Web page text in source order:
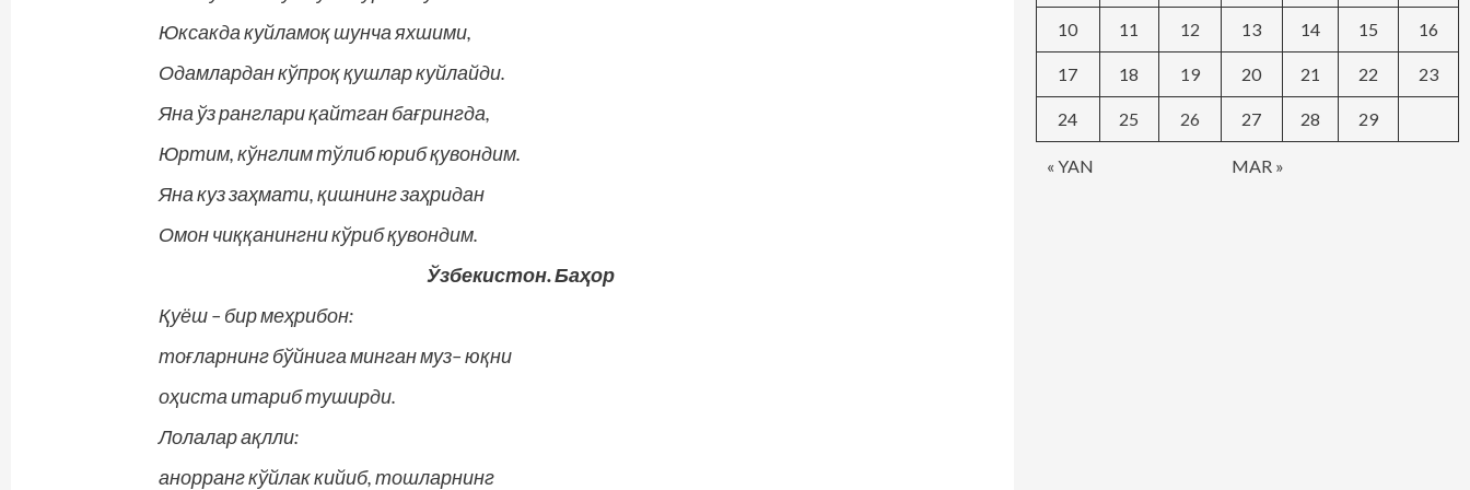
Юксакда куйламоқ шунча яхшими,
Одамлардан кўпроқ қушлар куйлайди.
Яна ўз ранглари қайтган бағрингда,
Юртим, кўнглим тўлиб юриб қувондим.
Яна куз заҳмати, қишнинг заҳридан
Омон чиққанингни кўриб қувондим.
Ўзбекистон. Баҳор
Қуёш – бир меҳрибон:
тоғларнинг бўйнига минган муз– юқни
оҳиста итариб туширди.
Лолалар ақлли:
анорранг кўйлак кийиб, тошларнинг
« YAN MAR »
10 11 12 13 14 15 16
17 18 19 20 21 22 23
24 25 26 27 28 29